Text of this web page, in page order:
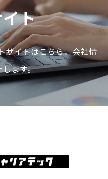
ト
サイトはこちら。会社情
します。